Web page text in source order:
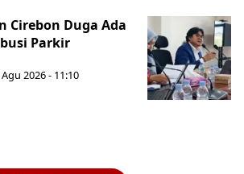
Cirebon Duga Ada
Parkir
2026 - 11:10